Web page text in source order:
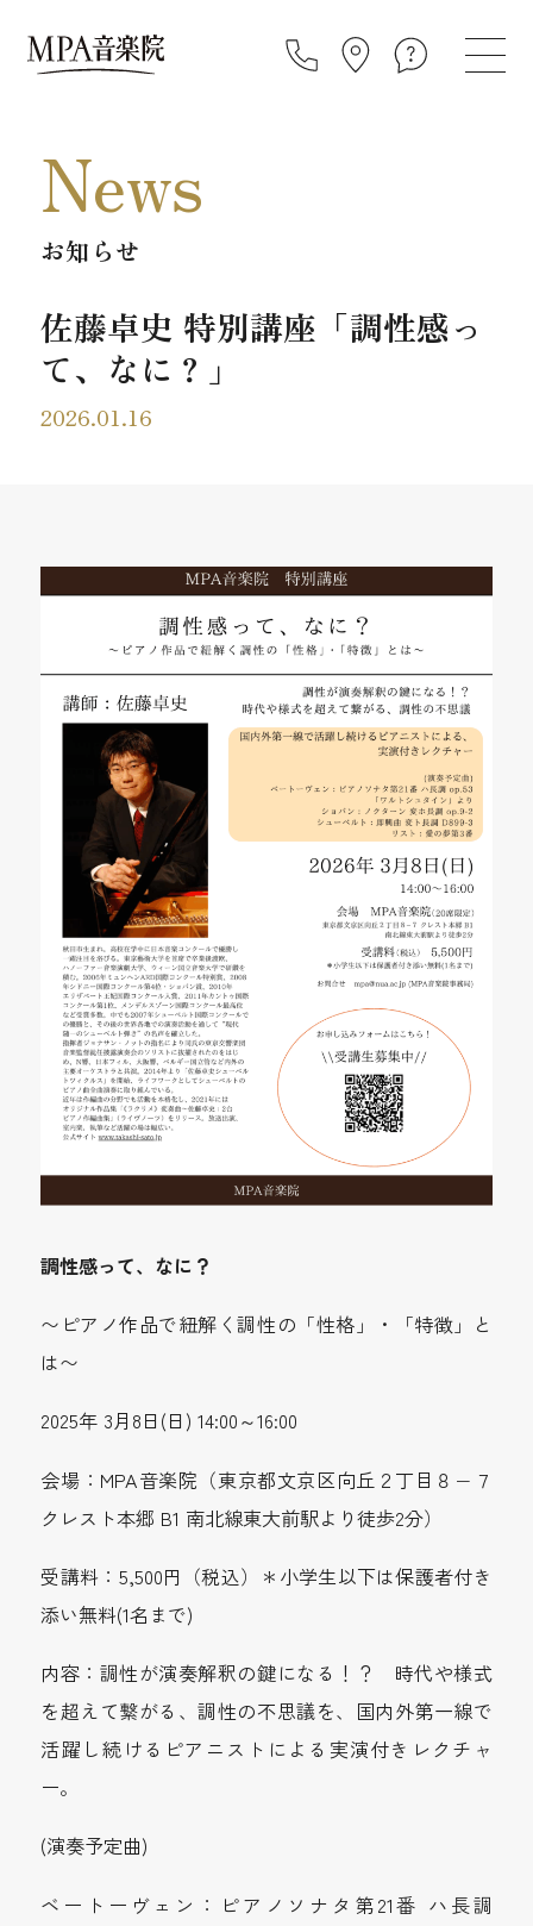
News
お知らせ
佐藤卓史 特別講座「調性感っ
て、なに？」
2026.01.16
調性感って、なに？
〜ピアノ作品で紐解く調性の「性格」・「特徴」と
は〜
2025年 3月8日(日) 14:00～16:00
会場：MPA音楽院（東京都文京区向丘２丁目８−７
クレスト本郷 B1 南北線東大前駅より徒歩2分）
受講料：5,500円（税込）＊小学生以下は保護者付き
添い無料(1名まで)
内容：調性が演奏解釈の鍵になる！？ 時代や様式
を超えて繋がる、調性の不思議を、国内外第一線で
活躍し続けるピアニストによる実演付きレクチャ
ー。
(演奏予定曲)
ベートーヴェン：ピアノソナタ第21番 ハ長調